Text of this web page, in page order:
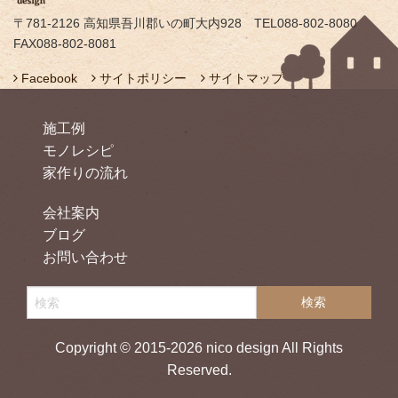
〒781-2126 高知県吾川郡いの町大内928 TEL088-802-8080
FAX088-802-8081
Facebook サイトポリシー サイトマップ
施工例
モノレシピ
家作りの流れ
会社案内
ブログ
お問い合わせ
Copyright © 2015-2026 nico design All Rights
Reserved.